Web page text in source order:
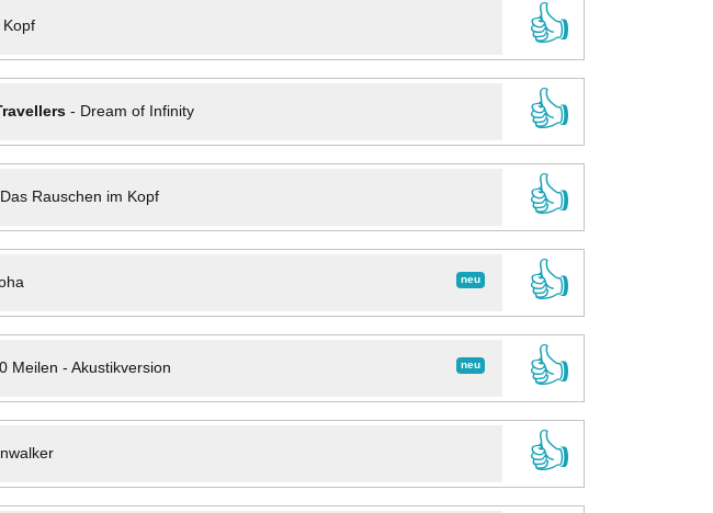
Kopf
👍
- Dream of Infinity
👍
Das Rauschen im Kopf
👍
neu
👍
neu
Meilen - Akustikversion
👍
👍